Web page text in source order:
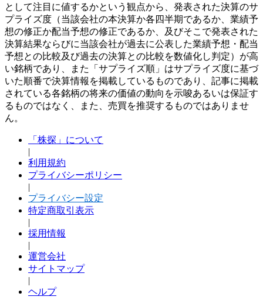
として注目に値するかという観点から、発表された決算のサ
プライズ度（当該会社の本決算か各四半期であるか、業績予
想の修正か配当予想の修正であるか、及びそこで発表された
決算結果ならびに当該会社が過去に公表した業績予想・配当
予想との比較及び過去の決算との比較を数値化し判定）が高
い銘柄であり、また「サプライズ順」はサプライズ度に基づ
いた順番で決算情報を掲載しているものであり、記事に掲載
されている各銘柄の将来の価値の動向を示唆あるいは保証す
るものではなく、また、売買を推奨するものではありませ
ん。
「株探」について
|
利用規約
プライバシーポリシー
|
プライバシー設定
特定商取引表示
|
採用情報
|
運営会社
サイトマップ
|
ヘルプ